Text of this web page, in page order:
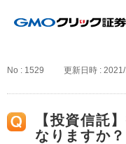
No : 1529 更新日時 :
【投資信託
なりますか？